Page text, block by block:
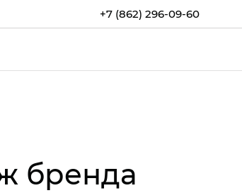
+7 (862) 296-09-60
бренда